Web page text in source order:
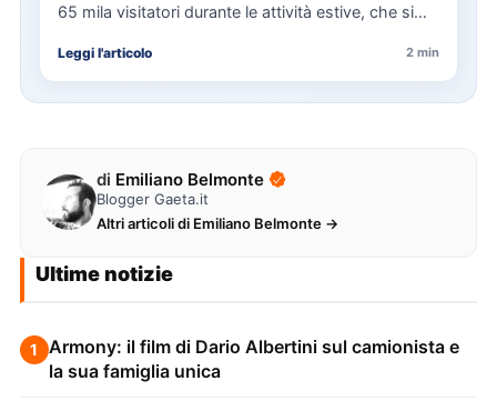
65 mila visitatori durante le attività estive, che si
Leggi l'articolo 2 min
di Emiliano Belmonte
Blogger Gaeta.it
Altri articoli di Emiliano Belmonte →
Ultime notizie
1
Armony: il film di Dario Albertini sul camionista e
la sua famiglia unica